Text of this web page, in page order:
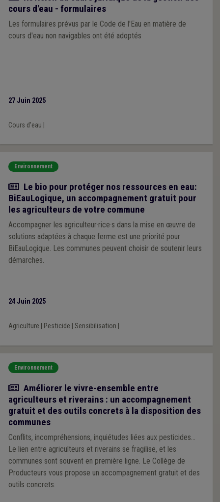
cours d'eau - formulaires
Les formulaires prévus par le Code de l'Eau en matière de
cours d'eau non navigables ont été adoptés
27 Juin 2025
Cours d'eau
Environnement
Actualité
Le bio pour protéger nos ressources en eau:
BiEauLogique, un accompagnement gratuit pour
les agriculteurs de votre commune
Accompagner les agriculteur·rice·s dans la mise en œuvre de
solutions adaptées à chaque ferme est une priorité pour
BiEauLogique. Les communes peuvent choisir de soutenir leurs
démarches.
24 Juin 2025
Agriculture Pesticide Sensibilisation
Environnement
Actualité
Améliorer le vivre-ensemble entre
agriculteurs et riverains : un accompagnement
gratuit et des outils concrets à la disposition des
communes
Conflits, incompréhensions, inquiétudes liées aux pesticides…
Le lien entre agriculteurs et riverains se fragilise, et les
communes sont souvent en première ligne. Le Collège de
Producteurs vous propose un accompagnement gratuit et des
outils concrets.